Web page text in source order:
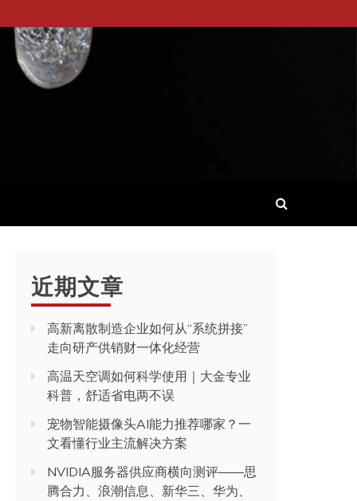
近期文章
高新离散制造企业如何从“系统拼接”
走向研产供销财一体化经营
高温天空调如何科学使用｜大金专业
科普，舒适省电两不误
宠物智能摄像头AI能力推荐哪家？一
文看懂行业主流解决方案
NVIDIA服务器供应商横向测评——思
腾合力、浪潮信息、新华三、华为、